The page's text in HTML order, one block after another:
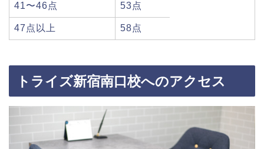
41〜46点 53点
47点以上 58点
トライズ新宿南口校へのアクセス